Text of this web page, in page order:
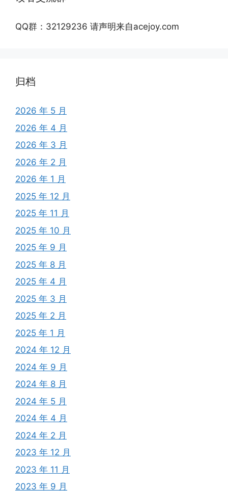
QQ群：32129236 请声明来自acejoy.com
归档
2026 年 5 月
2026 年 4 月
2026 年 3 月
2026 年 2 月
2026 年 1 月
2025 年 12 月
2025 年 11 月
2025 年 10 月
2025 年 9 月
2025 年 8 月
2025 年 4 月
2025 年 3 月
2025 年 2 月
2025 年 1 月
2024 年 12 月
2024 年 9 月
2024 年 8 月
2024 年 5 月
2024 年 4 月
2024 年 2 月
2023 年 12 月
2023 年 11 月
2023 年 9 月